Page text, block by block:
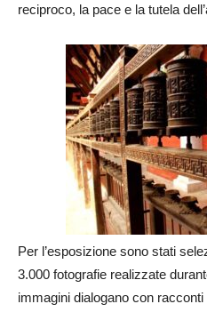
reciproco, la pace e la tutela
Per l’esposizione sono stati
3.000 fotografie realizzate
immagini dialogano con